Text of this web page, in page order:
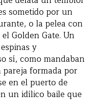
sometido por un
o la pelea con
Golden Gate. Un
y
sí, como mandaban
formada por
en el puerto de
un idílico baile que